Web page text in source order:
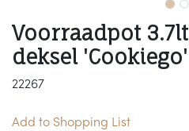
Voorraadpot
deksel 'Cookiego'
22267
Add to Shopping List